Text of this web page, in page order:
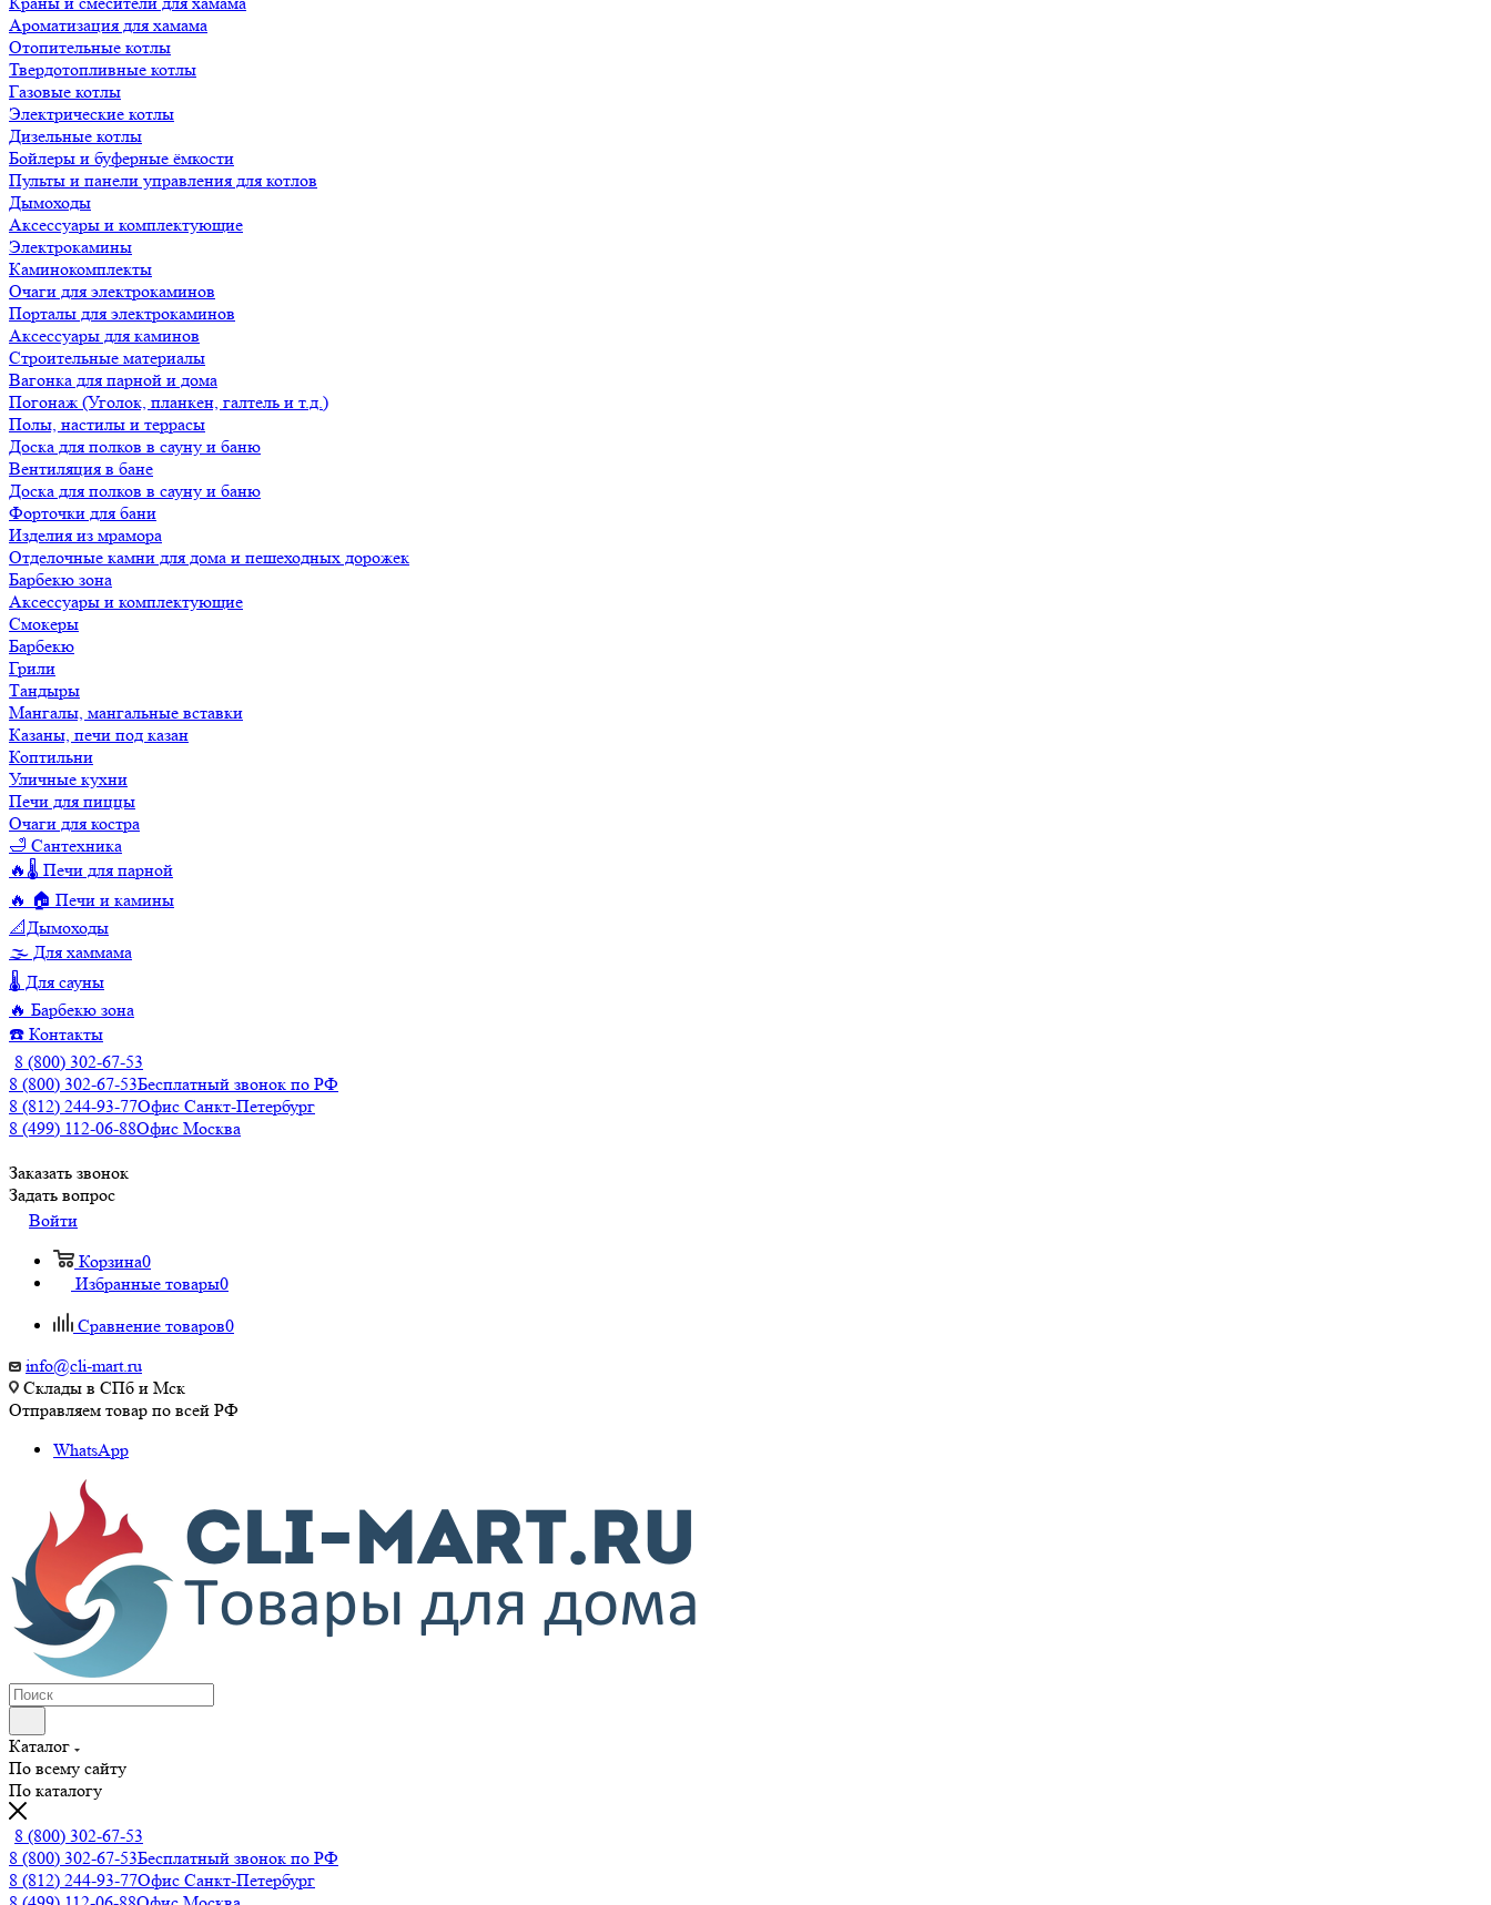
Ароматизация для хамама
Отопительные котлы
Твердотопливные котлы
Газовые котлы
Электрические котлы
Дизельные котлы
Бойлеры и буферные ёмкости
Пульты и панели управления для котлов
Дымоходы
Аксессуары и комплектующие
Электрокамины
Каминокомплекты
Очаги для электрокаминов
Порталы для электрокаминов
Аксессуары для каминов
Строительные материалы
Вагонка для парной и дома
Погонаж (Уголок, планкен, галтель и т.д.)
Полы, настилы и террасы
Доска для полков в сауну и баню
Вентиляция в бане
Доска для полков в сауну и баню
Форточки для бани
Изделия из мрамора
Отделочные камни для дома и пешеходных дорожек
Барбекю зона
Аксессуары и комплектующие
Смокеры
Барбекю
Грили
Тандыры
Мангалы, мангальные вставки
Казаны, печи под казан
Коптильни
Уличные кухни
Печи для пиццы
Очаги для костра
🛁 Сантехника
🔥🌡️ Печи для парной
🔥 🏠 Печи и камины
📐Дымоходы
🌫️ Для хаммама
🌡️ Для сауны
🔥 Барбекю зона
☎️ Контакты
8 (800) 302-67-53
8 (800) 302-67-53Бесплатный звонок по РФ
8 (812) 244-93-77Офис Санкт-Петербург
8 (499) 112-06-88Офис Москва
Заказать звонок
Задать вопрос
Войти
Корзина0
Избранные товары0
Сравнение товаров0
info@cli-mart.ru
Склады в СПб и Мск
Отправляем товар по всей РФ
WhatsApp
Каталог
По всему сайту
По каталогу
8 (800) 302-67-53
8 (800) 302-67-53Бесплатный звонок по РФ
8 (812) 244-93-77Офис Санкт-Петербург